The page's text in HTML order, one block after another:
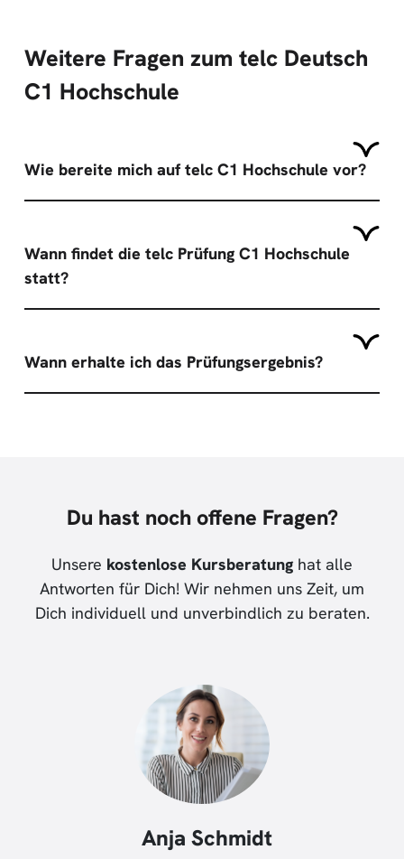
Weitere Fragen zum telc Deutsch
C1 Hochschule
Wie bereite mich auf telc C1 Hochschule vor?
Wann findet die telc Prüfung C1 Hochschule
statt?
Wann erhalte ich das Prüfungsergebnis?
Du hast noch offene Fragen?
Unsere kostenlose Kursberatung hat alle
Antworten für Dich! Wir nehmen uns Zeit, um
Dich individuell und unverbindlich zu beraten.
Anja Schmidt